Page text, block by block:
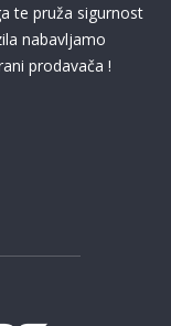
te pruža sigurnost
nabavljamo
prodavača !